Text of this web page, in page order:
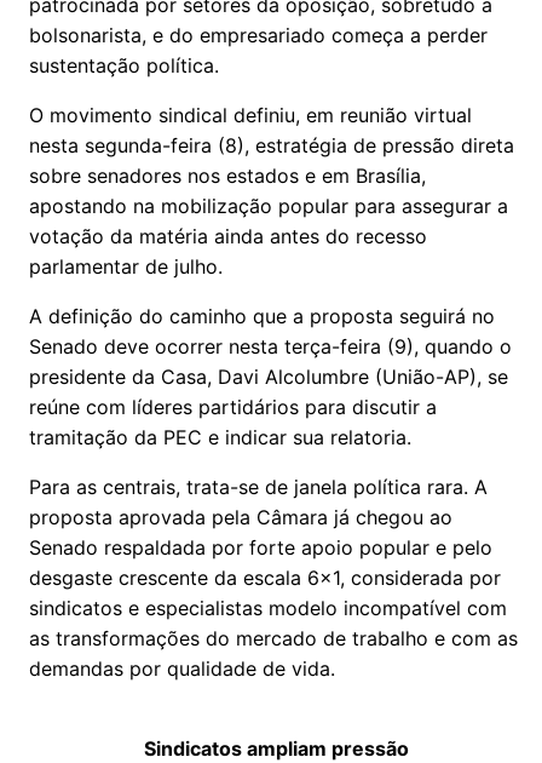
patrocinada por setores da oposição, sobretudo a
bolsonarista, e do empresariado começa a perder
sustentação política.
O movimento sindical definiu, em reunião virtual
nesta segunda-feira (8), estratégia de pressão direta
sobre senadores nos estados e em Brasília,
apostando na mobilização popular para assegurar a
votação da matéria ainda antes do recesso
parlamentar de julho.
A definição do caminho que a proposta seguirá no
Senado deve ocorrer nesta terça-feira (9), quando o
presidente da Casa, Davi Alcolumbre (União-AP), se
reúne com líderes partidários para discutir a
tramitação da PEC e indicar sua relatoria.
Para as centrais, trata-se de janela política rara. A
proposta aprovada pela Câmara já chegou ao
Senado respaldada por forte apoio popular e pelo
desgaste crescente da escala 6×1, considerada por
sindicatos e especialistas modelo incompatível com
as transformações do mercado de trabalho e com as
demandas por qualidade de vida.
Sindicatos ampliam pressão